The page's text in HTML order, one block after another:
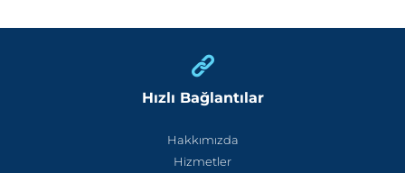
Hızlı Bağlantılar
Hakkımızda
Hizmetler